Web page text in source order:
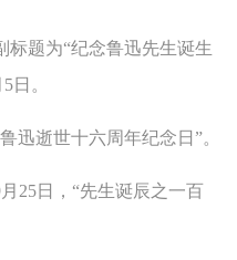
标题为“纪念鲁迅先生诞生
日。
迅逝世十六周年纪念日”。
25日，“先生诞辰之一百